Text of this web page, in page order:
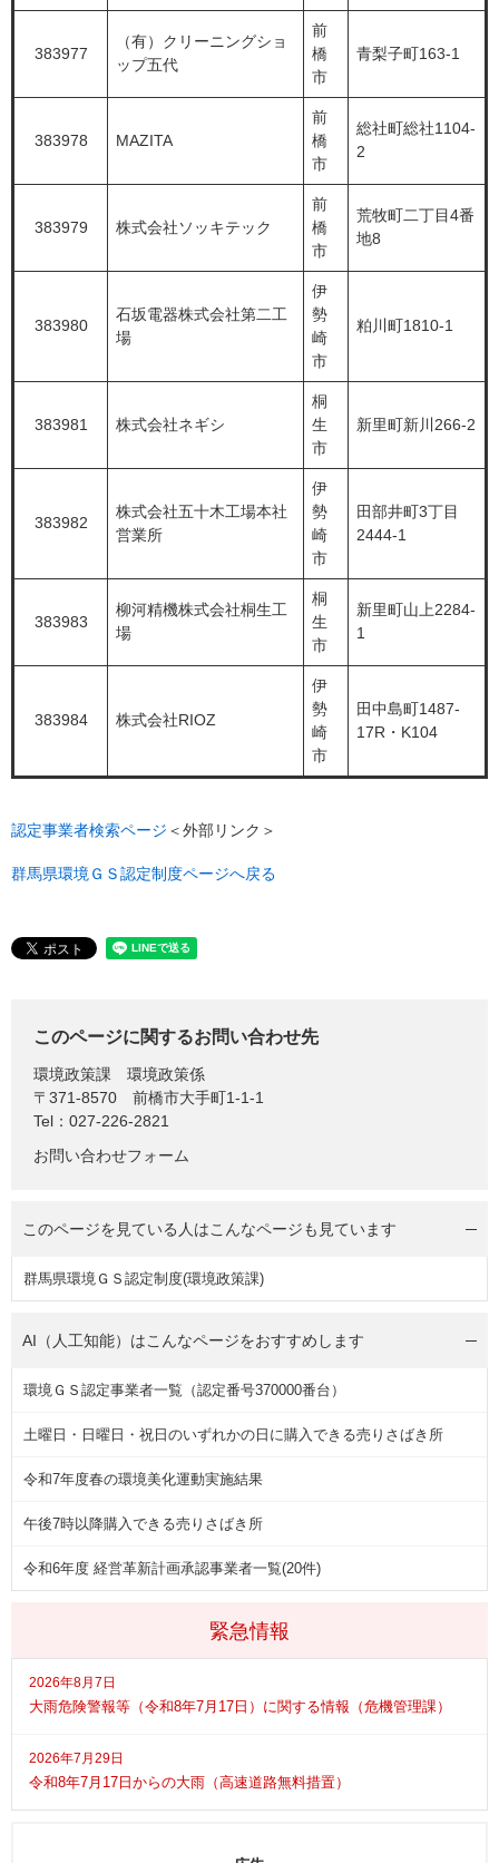
383977
（有）クリーニングショ
ップ五代
前
橋
市
青梨子町163-1
383978 MAZITA
前
橋
市
総社町総社1104-
2
383979 株式会社ソッキテック
前
橋
市
荒牧町二丁目4番
地8
383980
石坂電器株式会社第二工
場
伊
勢
崎
市
粕川町1810-1
383981 株式会社ネギシ
桐
生
市
新里町新川266-2
383982
株式会社五十木工場本社
営業所
伊
勢
崎
市
田部井町3丁目
2444-1
383983
柳河精機株式会社桐生工
場
桐
生
市
新里町山上2284-
1
383984 株式会社RIOZ
伊
勢
崎
市
田中島町1487-
17R・K104
認定事業者検索ページ ＜外部リンク＞
群馬県環境ＧＳ認定制度ページへ戻る
このページに関するお問い合わせ先
環境政策課
環境政策係
〒371-8570
前橋市大手町1-1-1
Tel：027-226-2821
お問い合わせフォーム
緊急情報
2026年8月7日
大雨危険警報等（令和8年7月17日）に関する情報（危機管理課）
2026年7月29日
令和8年7月17日からの大雨（高速道路無料措置）
このページを見ている人はこんなページも見ています
群馬県環境ＧＳ認定制度(環境政策課)
AI（人工知能）はこんなページをおすすめします
環境ＧＳ認定事業者一覧（認定番号370000番台）
土曜日・日曜日・祝日のいずれかの日に購入できる売りさばき所
令和7年度春の環境美化運動実施結果
午後7時以降購入できる売りさばき所
令和6年度 経営革新計画承認事業者一覧(20件)